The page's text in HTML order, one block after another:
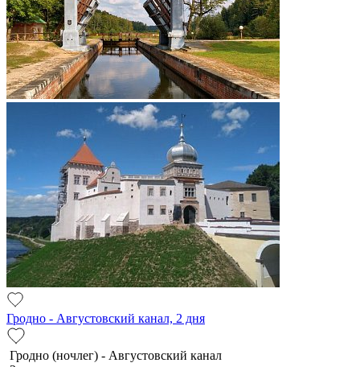
Гродно - Августовский канал, 2 дня
Гродно (ночлег) - Августовский канал